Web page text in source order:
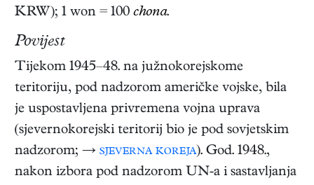
KRW); 1 won = 100 chona.
Povijest
Tijekom 1945–48. na južnokorejskome
teritoriju, pod nadzorom američke vojske, bila
je uspostavljena privremena vojna uprava
(sjevernokorejski teritorij bio je pod sovjetskim
nadzorom; → sjeverna koreja). God. 1948.,
nakon izbora pod nadzorom UN-a i sastavljanja